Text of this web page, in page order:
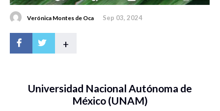
Verónica Montes de Oca Sep 03, 2024
+
Universidad Nacional Autónoma de
México (UNAM)